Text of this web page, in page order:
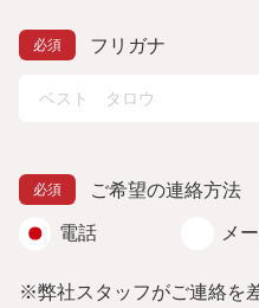
フリガナ
ご希望の連絡方法
電話 メ
※弊社スタッフがご連絡を